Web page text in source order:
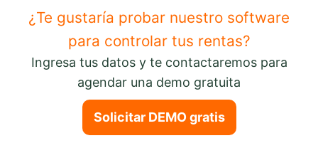
¿Te gustaría probar nuestro software
para controlar tus rentas?
Ingresa tus datos y te contactaremos para
agendar una demo gratuita
Solicitar DEMO gratis